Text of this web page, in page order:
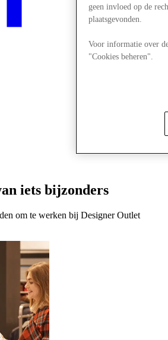
iets bijzonders
om te werken bij Designer Outlet
geen invloed op de
plaatsgevonden.
Voor informatie over
"Cookies beheren".